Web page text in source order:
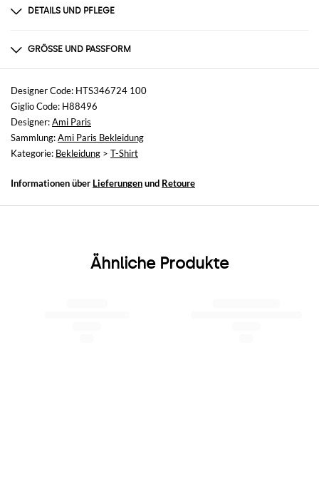
DETAILS UND PFLEGE
100COGRÖSSE UND PASSFORM
Größen
nicht verfügbar
Größe und Passform
Normale Passform
Designer Code: HTS346724 100
Giglio Code: H88496
Designer:Ami Paris
Sammlung:Ami Paris Bekleidung
Kategorie: Bekleidung > T-Shirt
Informationen über Lieferungenund Retoure
Ähnliche Produkte